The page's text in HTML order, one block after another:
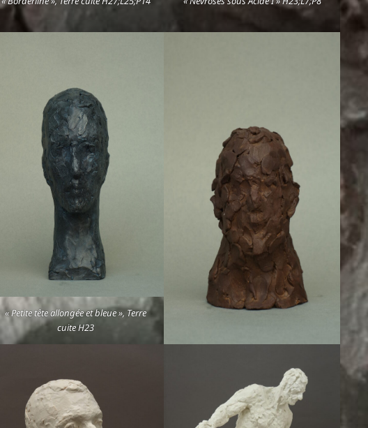
« Petite tête allongée et bleue », Terre
cuite H23